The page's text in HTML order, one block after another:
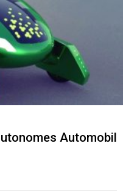
Automobil